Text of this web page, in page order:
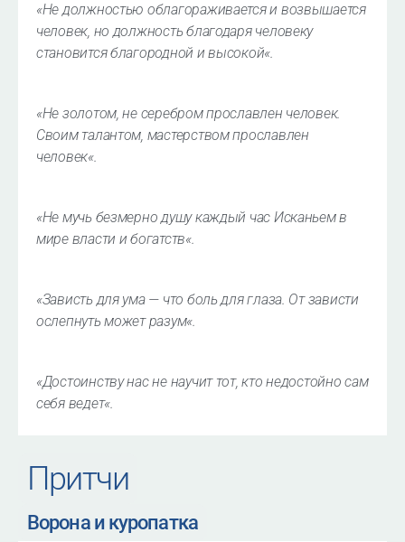
«Не должностью облагораживается и возвышается
человек, но должность благодаря человеку
становится благородной и высокой«.
«Не золотом, не серебром прославлен человек.
Своим талантом, мастерством прославлен
человек«.
«He мучь безмерно душу каждый час Исканьем в
мире власти и богатств«.
«Зависть для ума — что боль для глаза. От зависти
ослепнуть может разум«.
«Достоинству нас не научит тот, кто недостойно сам
себя ведет«.
Притчи
Ворона и куропатка